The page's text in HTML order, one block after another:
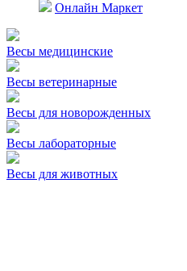
Онлайн Маркет
Весы медицинские
Весы ветеринарные
Весы для новорожденных
Весы лабораторные
Весы для животных